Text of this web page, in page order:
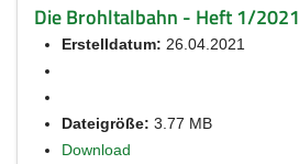
Die Brohltalbahn - Heft 1/2021
Erstelldatum: 26.04.2021
Dateigröße: 3.77 MB
Download